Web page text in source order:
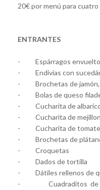
20€ por menú para cuatro
ENTRANTES
- Espárragos
- Endivias con
- Brochetas de jamón,
- Bolas de queso
- Cucharita de
- Cucharita de
- Cucharita de tomate
- Brochetas de
- Croquetas
- Dados de tortilla
- Dátiles rellenos de
- Cuadraditos de